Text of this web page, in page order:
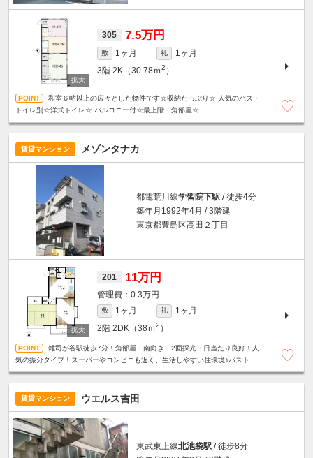
305 7.5万円
敷 1ヶ月 礼
1ヶ月
3階 2K（30.78ｍ2 ）
和室６帖以上の広々とした物件です☆収納たっぷり☆ 人気のバス・
トイレ別☆洋式トイレ☆ バルコニー付☆最上階・角部屋☆
賃貸マンション メゾンタナカ
都電荒川線学習院下駅 / 徒歩4分
築年月1992年4月 / 3階建
東京都豊島区高田２丁目
201 11万円
0.3万円
敷 1ヶ月 礼
1ヶ月
2階 2DK（38ｍ2 ）
雑司が谷駅徒歩7分！角部屋・南向き・2面採光・日当たり良好！人
気の振分タイプ！スーパーやコンビニも近く、生活しやすい住環境♪バストイ
賃貸マンション ウエルス吉田
東武東上線北池袋駅 / 徒歩8分